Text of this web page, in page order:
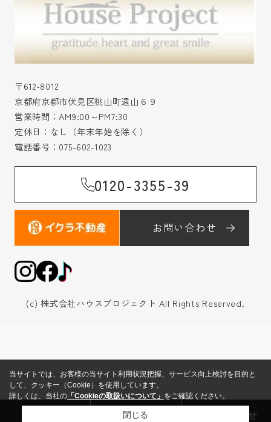
〒612-8012
京都府京都市伏見区桃山町遠山６９
営業時間：AM9:00～PM7:30
定休日：なし（年末年始を除く）
電話番号： 075-602-1023
0120-3355-39
お問い合わせ
(c) 株式会社ハウスプロジェクト All Rights Reserved.
売却査定 お問い合わせ
当サイトでは、お客様の当サイト利用状況把握、サービス向上検討を目的と
して、クッキー（Cookie）を使用しています。
詳しくは、当社の 「Cookieの取扱いについて」 をご確認ください。
閉じる